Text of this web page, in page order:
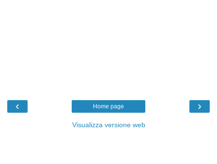
‹ ›
Home page
Visualizza versione web